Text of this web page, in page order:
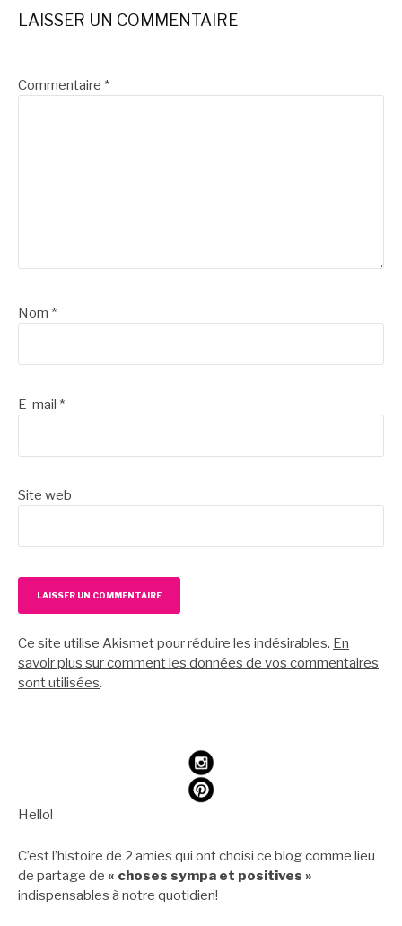
LAISSER UN COMMENTAIRE
Commentaire *
Nom *
E-mail *
Site web
Ce site utilise Akismet pour réduire les indésirables. En
savoir plus sur comment les données de vos commentaires
sont utilisées.
Hello!
C’est l’histoire de 2 amies qui ont choisi ce blog comme lieu
de partage de « choses sympa et positives »
indispensables à notre quotidien!